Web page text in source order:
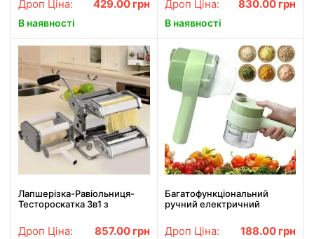
блендер
Дроп Ціна: 429.00 грн
В наявності
1200 Вт
Дроп Ціна: 830.00 грн
В наявності
Лапшерізка-Равіольниця-
Тестороскатка 3в1 з
Дроп Ціна: 857.00 грн
Багатофункціональний
ручний електричний
Кетлінг
Дроп Ціна: 188.00 грн